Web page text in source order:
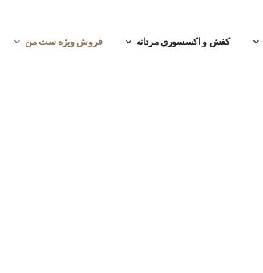
کفش و اکسسوری مردانه فروش ویژه ست من